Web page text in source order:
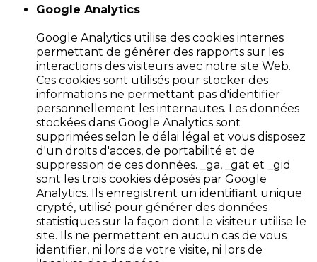
Google Analytics
Google Analytics utilise des cookies internes
permettant de générer des rapports sur les
interactions des visiteurs avec notre site Web.
Ces cookies sont utilisés pour stocker des
informations ne permettant pas d'identifier
personnellement les internautes. Les données
stockées dans Google Analytics sont
supprimées selon le délai légal et vous disposez
d'un droits d'acces, de portabilité et de
suppression de ces données. _ga, _gat et _gid
sont les trois cookies déposés par Google
Analytics. Ils enregistrent un identifiant unique
crypté, utilisé pour générer des données
statistiques sur la façon dont le visiteur utilise le
site. Ils ne permettent en aucun cas de vous
identifier, ni lors de votre visite, ni lors de